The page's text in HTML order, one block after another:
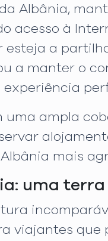
Albânia,
acesso à
esteja a
a manter o
uma ampla
mais
uma
viajantes